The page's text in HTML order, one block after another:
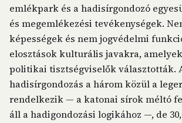
emlékpark és a hadisírgondozó
és megemlékezési tevékenységek.
képességek és nem jogvédelmi
elosztások kulturális javakra,
politikai tisztségviselők választották.
hadisírgondozás a három közül a
rendelkezik — a katonai sírok méltó
áll a hadigondozási logikához —, de